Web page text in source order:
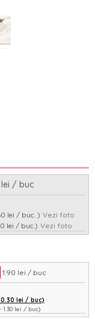
lei / buc
lei / buc. ) Vezi foto
lei / buc.) Vezi foto
0.95 lei / buc.)
1.90 lei / buc
0.30 lei / buc)
1.30 lei / buc)
lei / buc)